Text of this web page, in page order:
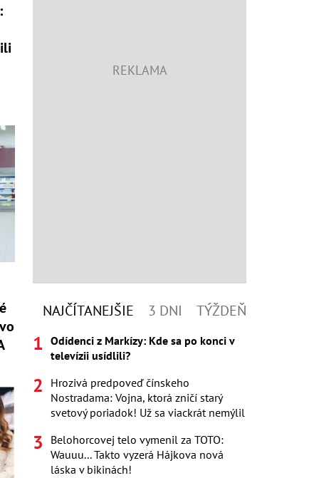
NAJČÍTANEJŠIE 3 DNI TÝŽDEŇ
Odídenci z Markízy: Kde sa po konci v
televízii usídlili?
Hrozivá predpoveď čínskeho
Nostradama: Vojna, ktorá zničí starý
svetový poriadok! Už sa viackrát nemýlil
Belohorcovej telo vymenil za TOTO:
Wauuu... Takto vyzerá Hájkova nová
láska v bikinách!